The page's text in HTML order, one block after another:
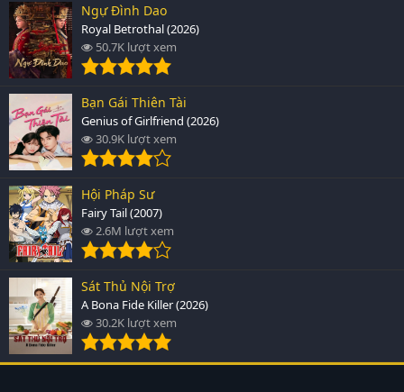
Ngự Đình Dao
Royal Betrothal (2026)
50.7K lượt xem
Bạn Gái Thiên Tài
Genius of Girlfriend (2026)
30.9K lượt xem
Hội Pháp Sư
Fairy Tail (2007)
2.6M lượt xem
Sát Thủ Nội Trợ
A Bona Fide Killer (2026)
30.2K lượt xem